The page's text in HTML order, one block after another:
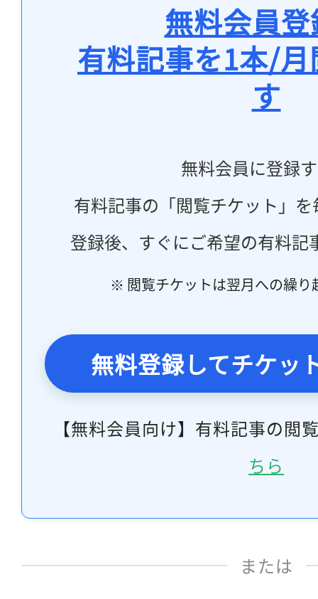
無料会員
有料記事を1本/
す
無料会員に登録
有料記事の「閲覧チケット」
登録後、すぐにご希望の有料記
※ 閲覧チケットは翌月への繰り
無料登録してチケッ
【無料会員向け】有料記事の閲
ちら
または